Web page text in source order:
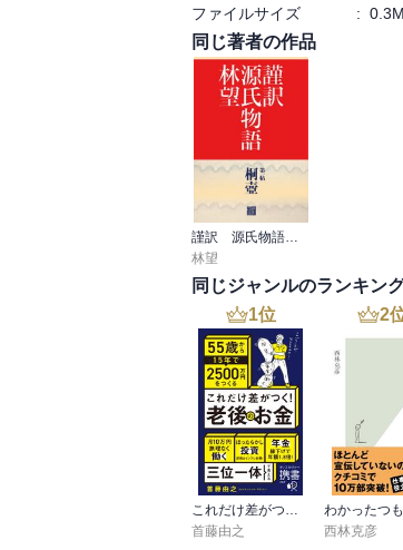
・おびただしい不能率、お
のなんです。学問というもの
・禅宗は、不立文字といっ
・大切なことは、学生が勉
か、何か独善的な方法に陥
務はそれです。
・知識と方法は何が違うかと
・方法というのは、１つは
して、もう１つは、一つ一
です。
・知識なんていうのは、一
できないんです。
・何も教えずに教える。悠
は、ほんとうに人生の幸いで
ファイルサイズ
:
同じ著者の作品
謹訳 源氏物語 帖
林望
同じジャンルのランキン
1位
首藤由之
2
西林克彦